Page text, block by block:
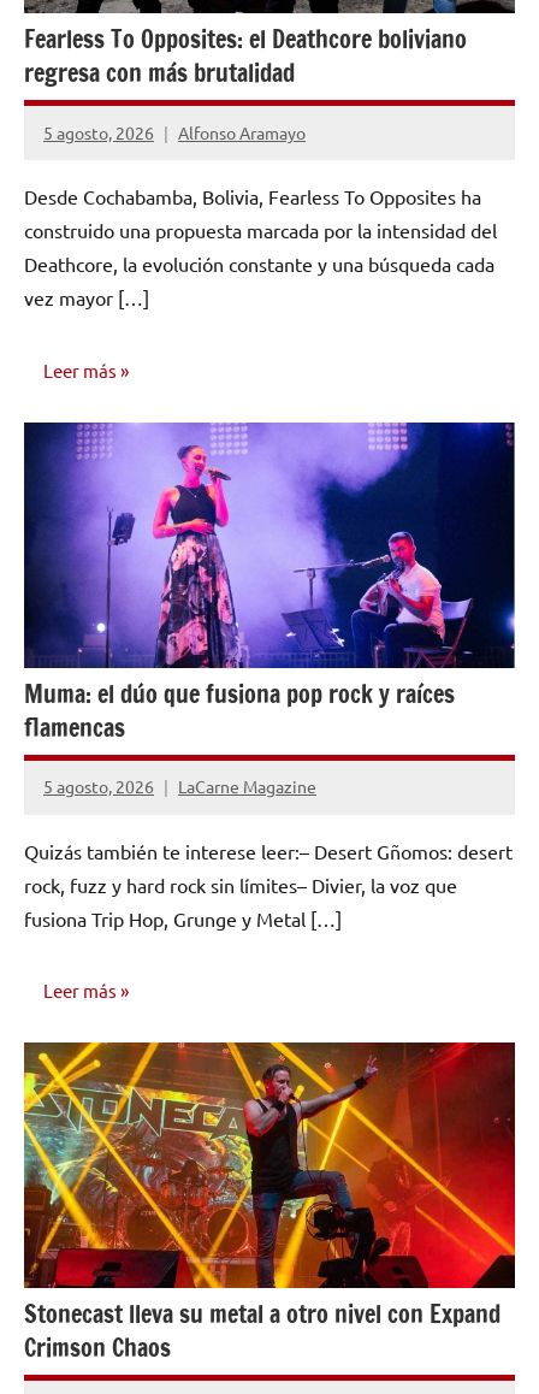
Fearless To Opposites: el Deathcore boliviano
regresa con más brutalidad
5 agosto, 2026 Alfonso Aramayo
Desde Cochabamba, Bolivia, Fearless To Opposites ha
construido una propuesta marcada por la intensidad del
Deathcore, la evolución constante y una búsqueda cada
vez mayor […]
Leer más
ENTREVISTAS
Muma: el dúo que fusiona pop rock y raíces
flamencas
5 agosto, 2026 LaCarne Magazine
Quizás también te interese leer:– Desert Gñomos: desert
rock, fuzz y hard rock sin límites– Divier, la voz que
fusiona Trip Hop, Grunge y Metal […]
Leer más
ENTREVISTAS
Stonecast lleva su metal a otro nivel con Expand
Crimson Chaos